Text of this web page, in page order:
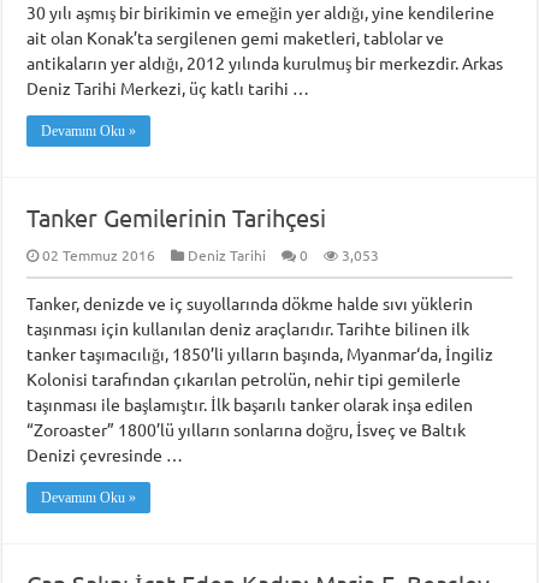
30 yılı aşmış bir birikimin ve emeğin yer aldığı, yine kendilerine
ait olan Konak’ta sergilenen gemi maketleri, tablolar ve
antikaların yer aldığı, 2012 yılında kurulmuş bir merkezdir. Arkas
Deniz Tarihi Merkezi, üç katlı tarihi …
Devamını Oku »
Tanker Gemilerinin Tarihçesi
02 Temmuz 2016 Deniz Tarihi 0 3,053
Tanker, denizde ve iç suyollarında dökme halde sıvı yüklerin
taşınması için kullanılan deniz araçlarıdır. Tarihte bilinen ilk
tanker taşımacılığı, 1850’li yılların başında, Myanmar‘da, İngiliz
Kolonisi tarafından çıkarılan petrolün, nehir tipi gemilerle
taşınması ile başlamıştır. İlk başarılı tanker olarak inşa edilen
“Zoroaster” 1800’lü yılların sonlarına doğru, İsveç ve Baltık
Denizi çevresinde …
Devamını Oku »